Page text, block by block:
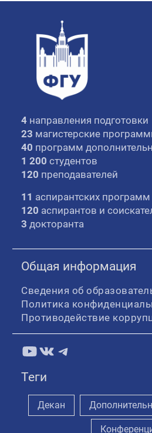
4 направления подготовки
23 магистерские
40 программ
1 200 студентов
120 преподавателей
11 аспирантских программ
120 аспирантов и
3 докторанта
Общая информация
Сведения об
Политика
Противодействие
YouTube
ВКонтакте
Telegram
Теги
Декан